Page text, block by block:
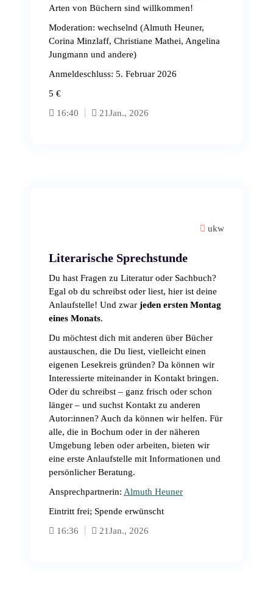
Arten von Büchern sind willkommen!
Moderation: wechselnd (Almuth Heuner,
Corina Minzlaff, Christiane Mathei, Angelina
Jungmann und andere)
Anmeldeschluss: 5. Februar 2026
5 €
16:40
21Jan., 2026
ukw
Literarische Sprechstunde
Du hast Fragen zu Literatur oder Sachbuch?
Egal ob du schreibst oder liest, hier ist deine
Anlaufstelle! Und zwar jeden ersten Montag
eines Monats.
Du möchtest dich mit anderen über Bücher
austauschen, die Du liest, vielleicht einen
eigenen Lesekreis gründen? Da können wir
Interessierte miteinander in Kontakt bringen.
Oder du schreibst – ganz frisch oder schon
länger – und suchst Kontakt zu anderen
Autor:innen? Auch da können wir helfen. Für
alle, die in Bochum oder in der näheren
Umgebung leben oder arbeiten, bieten wir
eine erste Anlaufstelle mit Informationen und
persönlicher Beratung.
Ansprechpartnerin: Almuth Heuner
Eintritt frei; Spende erwünscht
16:36
21Jan., 2026